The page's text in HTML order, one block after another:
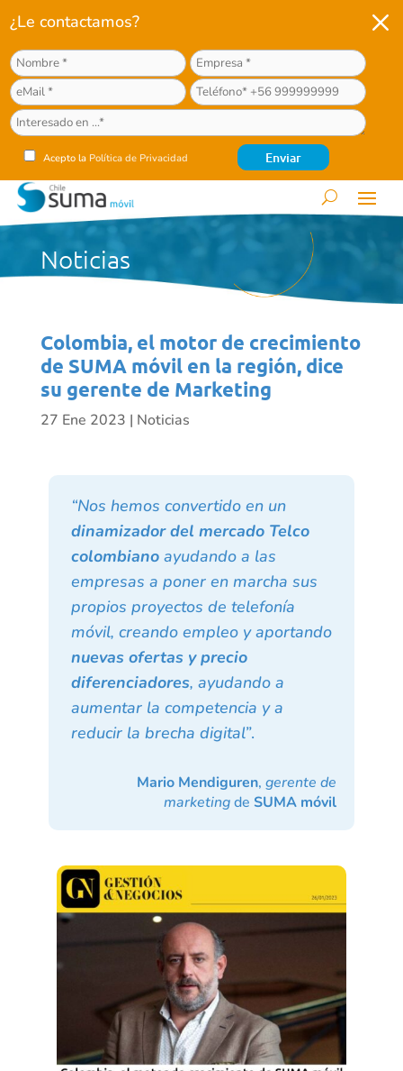
¿Le contactamos?
Acepto la Política de Privacidad
M
Noticias
Colombia, el motor de crecimiento
de SUMA móvil en la región, dice
su gerente de Marketing
27 Ene 2023 | Noticias
“Nos hemos convertido en un
dinamizador del mercado Telco
colombianoayudando a las
empresas a poner en marcha sus
propios proyectos de telefonía
móvil, creando empleo y aportando
nuevas ofertas y precio
diferenciadores, ayudando a
aumentar la competencia y a
reducir la brecha digital”.
Mario Mendiguren,gerente de
marketingdeSUMA móvil